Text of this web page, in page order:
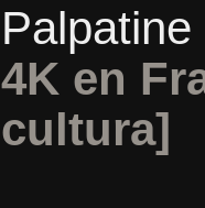
Palpatine
4K en
cultura]